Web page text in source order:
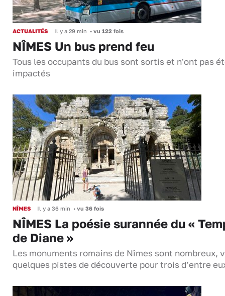
ACTUALITÉS Il y a 29 min • vu 122 fois
NÎMES Un bus prend feu
Tous les occupants du bus sont sortis et n'ont pas
impactés
NÎMES Il y a 36 min • vu 36 fois
NÎMES La poésie surannée du «
de Diane »
Les monuments romains de Nîmes sont nombreux,
quelques pistes de découverte pour trois d’entre